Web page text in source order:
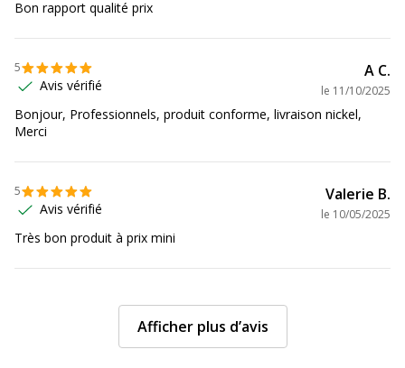
Bon rapport qualité prix
5
Avis vérifié
A C.
le 11/10/2025
Bonjour, Professionnels, produit conforme, livraison nickel,
Merci
5
Avis vérifié
Valerie B.
le 10/05/2025
Très bon produit à prix mini
Afficher plus d’avis